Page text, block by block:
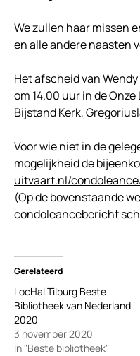
We zullen haar missen
en alle andere naasten
Het afscheid van
om 14.00 uur in de
Bijstand Kerk,
Voor wie niet in de
mogelijkheid de
uitvaart.nl/
(Op de bovenstaande
condoleancebericht
Gerelateerd
LocHal Tilburg Beste
Bibliotheek van Nederland
2020
3 november 2020
In "Beste bibliotheek"